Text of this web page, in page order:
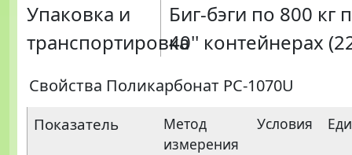
Упаковка и
транспортировка
Биг-бэги по 800 кг
40'' контейнерах
Свойства Поликарбонат PC-1070U
Показатель
Метод
измерения
Условия